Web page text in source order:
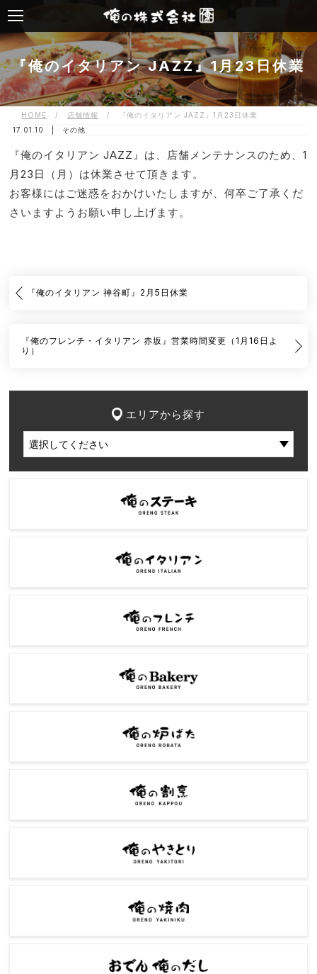
『俺のイタリアン JAZZ』1月23日休業
HOME / 店舗情報 /
『俺のイタリアン JAZZ』1月23日休業
17.01.10 |
その他
『俺のイタリアン JAZZ』は、店舗メンテナンスのため、1
月23日（月）は休業させて頂きます。
お客様にはご迷惑をおかけいたしますが、何卒ご了承くだ
さいますようお願い申し上げます。
『俺のイタリアン 神谷町』2月5日休業
『俺のフレンチ・イタリアン 赤坂』営業時間変更（1月16日よ
り）
エリアから探す